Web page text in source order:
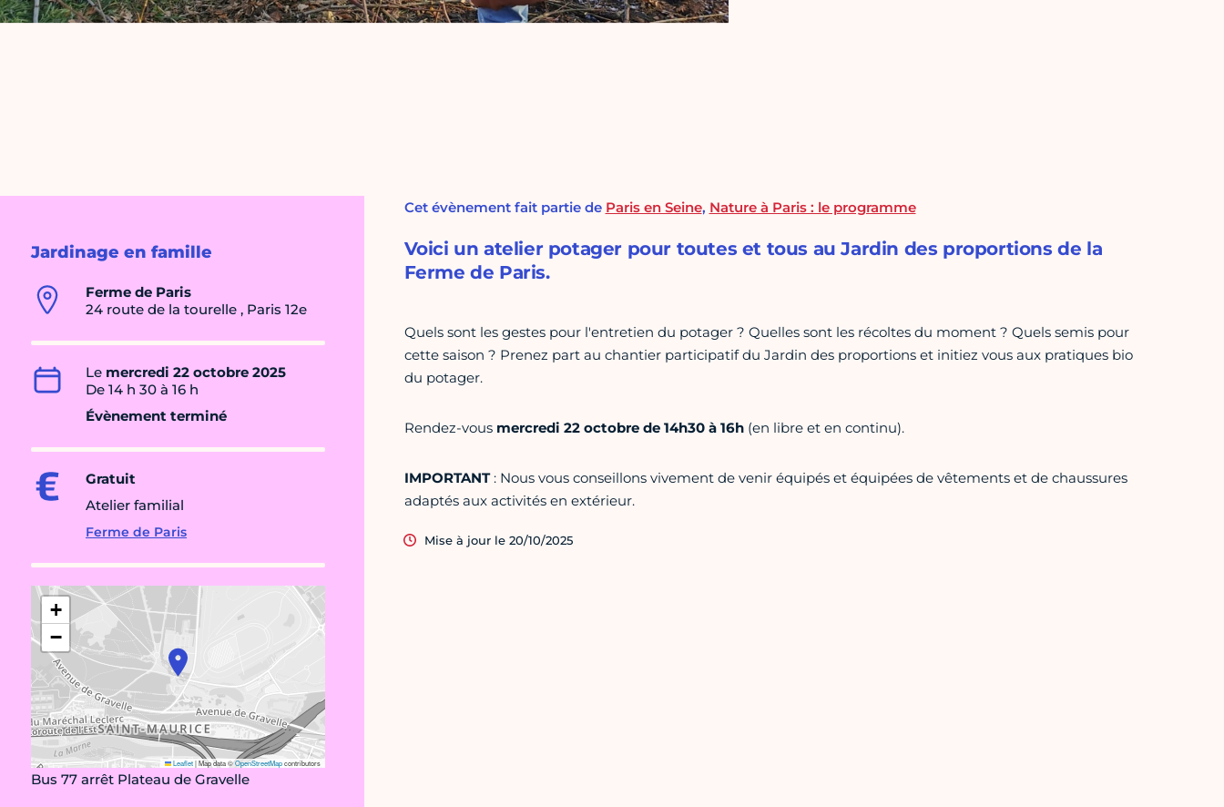
Jardinage en famille
Ferme de Paris
24 route de la tourelle , Paris 12e
Le mercredi 22 octobre 2025
De 14 h 30 à 16 h
Évènement terminé
Gratuit
Atelier familial
Ferme de Paris
+
−
Leaflet|Map data ©OpenStreetMapcontributors
Bus 77 arrêt Plateau de Gravelle
Cet évènement fait partie de Paris en Seine, Nature à Paris : le programme
Voici un atelier potager pour toutes et tous au Jardin des proportions de la
Ferme de Paris.
Quels sont les gestes pour l'entretien du potager ? Quelles sont les récoltes du moment ? Quels semis pour
cette saison ? Prenez part au chantier participatif du Jardin des proportions et initiez vous aux pratiques bio
du potager.
Rendez-vous mercredi 22 octobre de 14h30 à 16h (en libre et en continu).
IMPORTANT: Nous vous conseillons vivement de venir équipés et équipées de vêtements et de chaussures
adaptés aux activités en extérieur.
Mise à jour le 20/10/2025